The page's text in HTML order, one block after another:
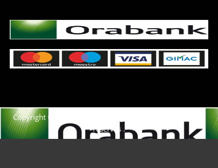
Copyright © 2021. Afrique-voyage-découverte tous droits
réservés .